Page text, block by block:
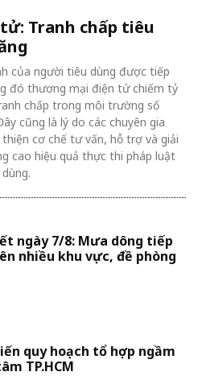
Tranh chấp tiêu
của người tiêu dùng được tiếp
đó thương mại điện tử chiếm tỷ
chấp trong môi trường số
cũng là lý do các chuyên gia
cơ chế tư vấn, hỗ trợ và giải
cao hiệu quả thực thi pháp luật
ngày 7/8: Mưa dông tiếp
nhiều khu vực, đề phòng
quy hoạch tổ hợp ngầm
TP.HCM